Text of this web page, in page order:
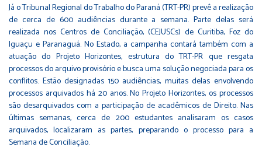
Já o Tribunal Regional do Trabalho do Paraná (TRT-PR) prevê a realização
de cerca de 600 audiências durante a semana. Parte delas será
realizada nos Centros de Conciliação, (CEJUSCs) de Curitiba, Foz do
Iguaçu e Paranaguá. No Estado, a campanha contará também com a
atuação do Projeto Horizontes, estrutura do TRT-PR que resgata
processos do arquivo provisório e busca uma solução negociada para os
conflitos. Estão designadas 150 audiências, muitas delas envolvendo
processos arquivados há 20 anos. No Projeto Horizontes, os processos
são desarquivados com a participação de acadêmicos de Direito. Nas
últimas semanas, cerca de 200 estudantes analisaram os casos
arquivados, localizaram as partes, preparando o processo para a
Semana de Conciliação.